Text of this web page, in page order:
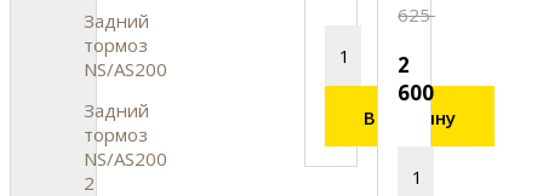
Задний
тормоз
NS/AS200
Задний
тормоз
NS/AS200
2
В корзину
625
2
600